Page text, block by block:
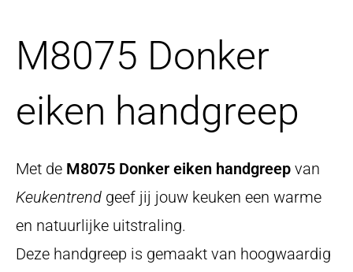
M8075 Donker
eiken handgreep
Met de M8075 Donker eiken handgreep van
Keukentrend geef jij jouw keuken een warme
en natuurlijke uitstraling.
Deze handgreep is gemaakt van hoogwaardig